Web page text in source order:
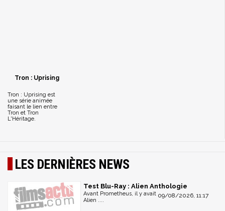
Tron : Uprising
Tron : Uprising est
une série animée
faisant le lien entre
Tron et Tron
L'Héritage.
LES DERNIÈRES NEWS
Test Blu-Ray : Alien Anthologie
09/08/2026, 11:17
Avant Prometheus, il y avait
Alien ....